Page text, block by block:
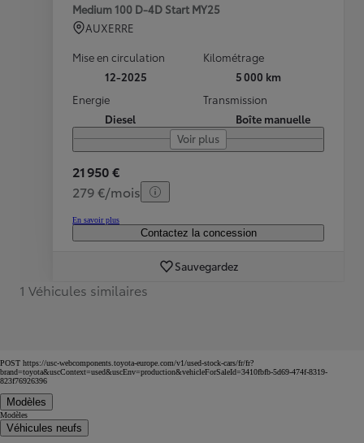
Medium 100 D-4D Start MY25
AUXERRE
Mise en circulation
12-2025
Kilométrage
5 000 km
Energie
Diesel
Transmission
Boîte manuelle
Voir plus
21 950 €
279 €/mois
En savoir plus
Contactez la concession
Sauvegardez
1 Véhicules similaires
POST https://usc-webcomponents.toyota-europe.com/v1/used-stock-cars/fr/fr?
brand=toyota&uscContext=used&uscEnv=production&vehicleForSaleId=3410fbfb-5d69-474f-8319-
823f76926396
Modèles
Modèles
Véhicules neufs